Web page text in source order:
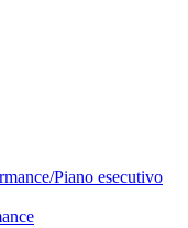
Piano esecutivo